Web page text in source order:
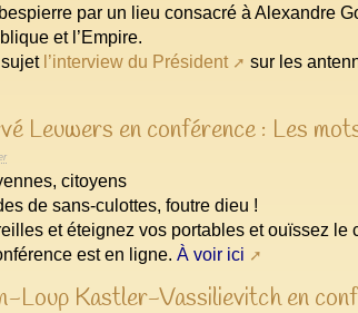
par un lieu consacré à Alexandre
et l’Empire.
l’interview du Président
sur les
Leuwers en conférence : Les
citoyens
de sans-culottes, foutre dieu !
et éteignez vos portables et ouïssez le
est en ligne.À voir ici
Loup Kastler-Vassilievitch en